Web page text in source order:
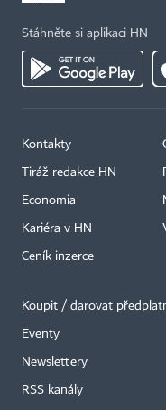
Stáhněte si aplikaci HN
Kontakty
Tiráž redakce HN
Economia
Kariéra v HN
Ceník inzerce
Koupit / darovat
Eventy
Newslettery
RSS kanály